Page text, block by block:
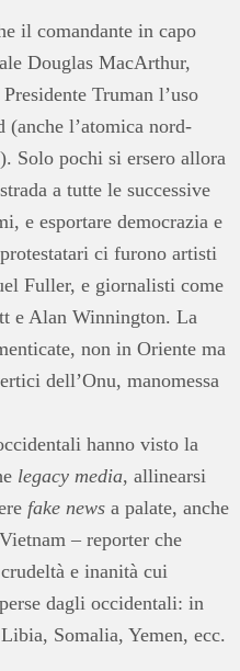
il comandante in capo
Douglas MacArthur,
Truman l’uso
(anche l’atomica nord-
Solo pochi si ersero allora
a tutte le successive
e esportare democrazia e
ci furono artisti
Fuller, e giornalisti come
e Alan Winnington. La
non in Oriente ma
dell’Onu, manomessa
hanno visto la
legacy media, allinearsi
fake news a palate, anche
– reporter che
e inanità cui
dagli occidentali: in
Somalia, Yemen, ecc.